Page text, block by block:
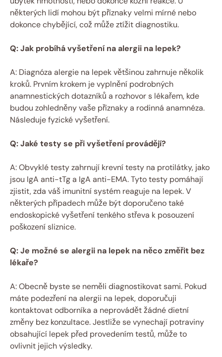
některých lidí mohou být příznaky velmi mírné nebo
dokonce chybějící, což může ztížit diagnostiku.
Q: Jak probíhá vyšetření na alergii na lepek?
A: Diagnóza alergie na lepek většinou zahrnuje několik
kroků. Prvním krokem je vyplnění podrobných
anamnestických dotazníků a rozhovor s lékařem, kde
budou zohledněny vaše příznaky a rodinná anamnéza.
Následuje fyzické vyšetření.
Q: Jaké testy se při vyšetření provádějí?
A: Obvyklé testy zahrnují krevní testy na protilátky, jako
jsou IgA anti-tTg a IgA anti-EMA. Tyto testy pomáhají
zjistit, zda váš imunitní systém reaguje na lepek. V
některých případech může být doporučeno také
endoskopické vyšetření tenkého střeva k posouzení
poškození sliznice.
Q: Je možné se alergii na lepek na něco změřit bez
lékaře?
A: Obecně byste se neměli diagnostikovat sami. Pokud
máte podezření na alergii na lepek, doporučuji
kontaktovat odborníka a neprovádět žádné dietní
změny bez konzultace. Jestliže se vynechají potraviny
obsahující lepek před provedením testů, může to
ovlivnit jejich výsledky.